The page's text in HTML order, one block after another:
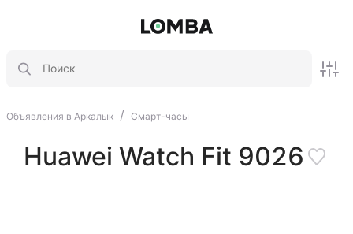
Объявления в Аркалык / Смарт-часы
Huawei Watch Fit 9026